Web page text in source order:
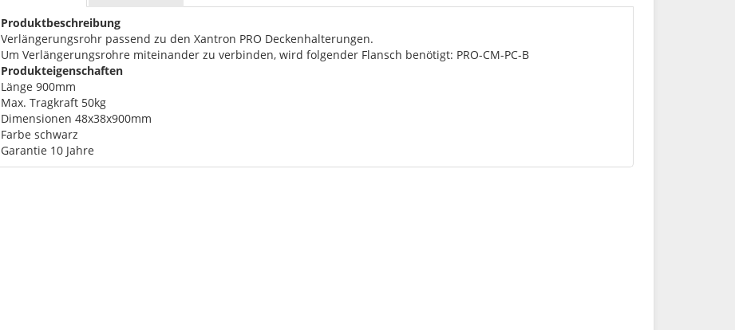
Produktbeschreibung
Verlängerungsrohr passend zu den Xantron PRO Deckenhalterungen.
Um Verlängerungsrohre miteinander zu verbinden, wird folgender Flansch benötigt: PRO-CM-PC-B
Produkteigenschaften
Länge 900mm
Max. Tragkraft 50kg
Dimensionen 48x38x900mm
Farbe schwarz
Garantie 10 Jahre